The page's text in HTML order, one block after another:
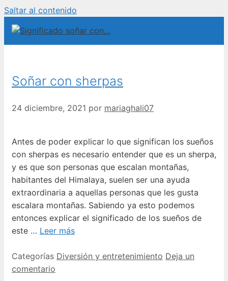
Saltar al contenido
Soñar con sherpas
24 diciembre, 2021 por mariaghali07
Antes de poder explicar lo que significan los sueños
con sherpas es necesario entender que es un sherpa,
y es que son personas que escalan montañas,
habitantes del Himalaya, suelen ser una ayuda
extraordinaria a aquellas personas que les gusta
escalara montañas. Sabiendo ya esto podemos
entonces explicar el significado de los sueños de
este … Leer más
Categorías Diversión y entretenimiento Deja un
comentario